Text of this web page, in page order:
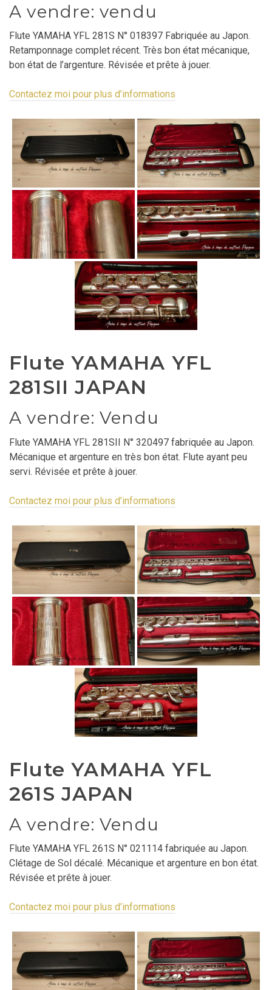
A vendre: vendu
Flute YAMAHA YFL 281S N° 018397 Fabriquée au Japon.
Retamponnage complet récent. Très bon état mécanique,
bon état de l’argenture. Révisée et prête à jouer.
Contactez moi pour plus d’informations
Flute YAMAHA YFL
281SII JAPAN
A vendre: Vendu
Flute YAMAHA YFL 281SII N° 320497 fabriquée au Japon.
Mécanique et argenture en très bon état. Flute ayant peu
servi. Révisée et prête à jouer.
Contactez moi pour plus d’informations
Flute YAMAHA YFL
261S JAPAN
A vendre: Vendu
Flute YAMAHA YFL 261S N° 021114 fabriquée au Japon.
Clétage de Sol décalé. Mécanique et argenture en bon état.
Révisée et prête à jouer.
Contactez moi pour plus d’informations